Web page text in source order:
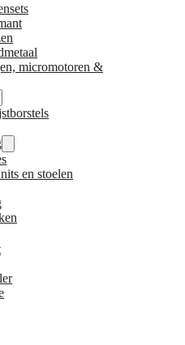
micromotoren &
en stoelen